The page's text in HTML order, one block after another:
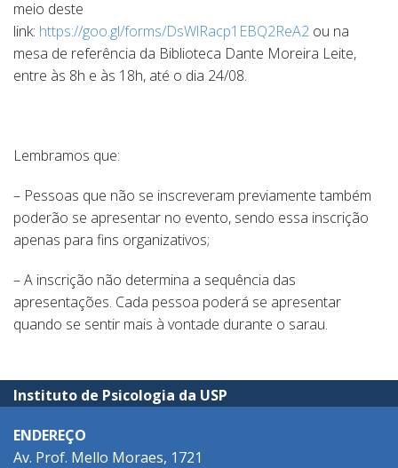
meio deste
link: https://goo.gl/forms/DsWlRacp1EBQ2ReA2 ou na
mesa de referência da Biblioteca Dante Moreira Leite,
entre às 8h e às 18h, até o dia 24/08.
Lembramos que:
– Pessoas que não se inscreveram previamente também
poderão se apresentar no evento, sendo essa inscrição
apenas para fins organizativos;
– A inscrição não determina a sequência das
apresentações. Cada pessoa poderá se apresentar
quando se sentir mais à vontade durante o sarau.
Instituto de Psicologia da USP
ENDEREÇO
Av. Prof. Mello Moraes, 1721